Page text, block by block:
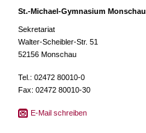
St.-Michael-Gymnasium Monschau
Sekretariat
Walter-Scheibler-Str. 51
52156 Monschau
Tel.: 02472 80010-0
Fax: 02472 80010-30
E-Mail schreiben